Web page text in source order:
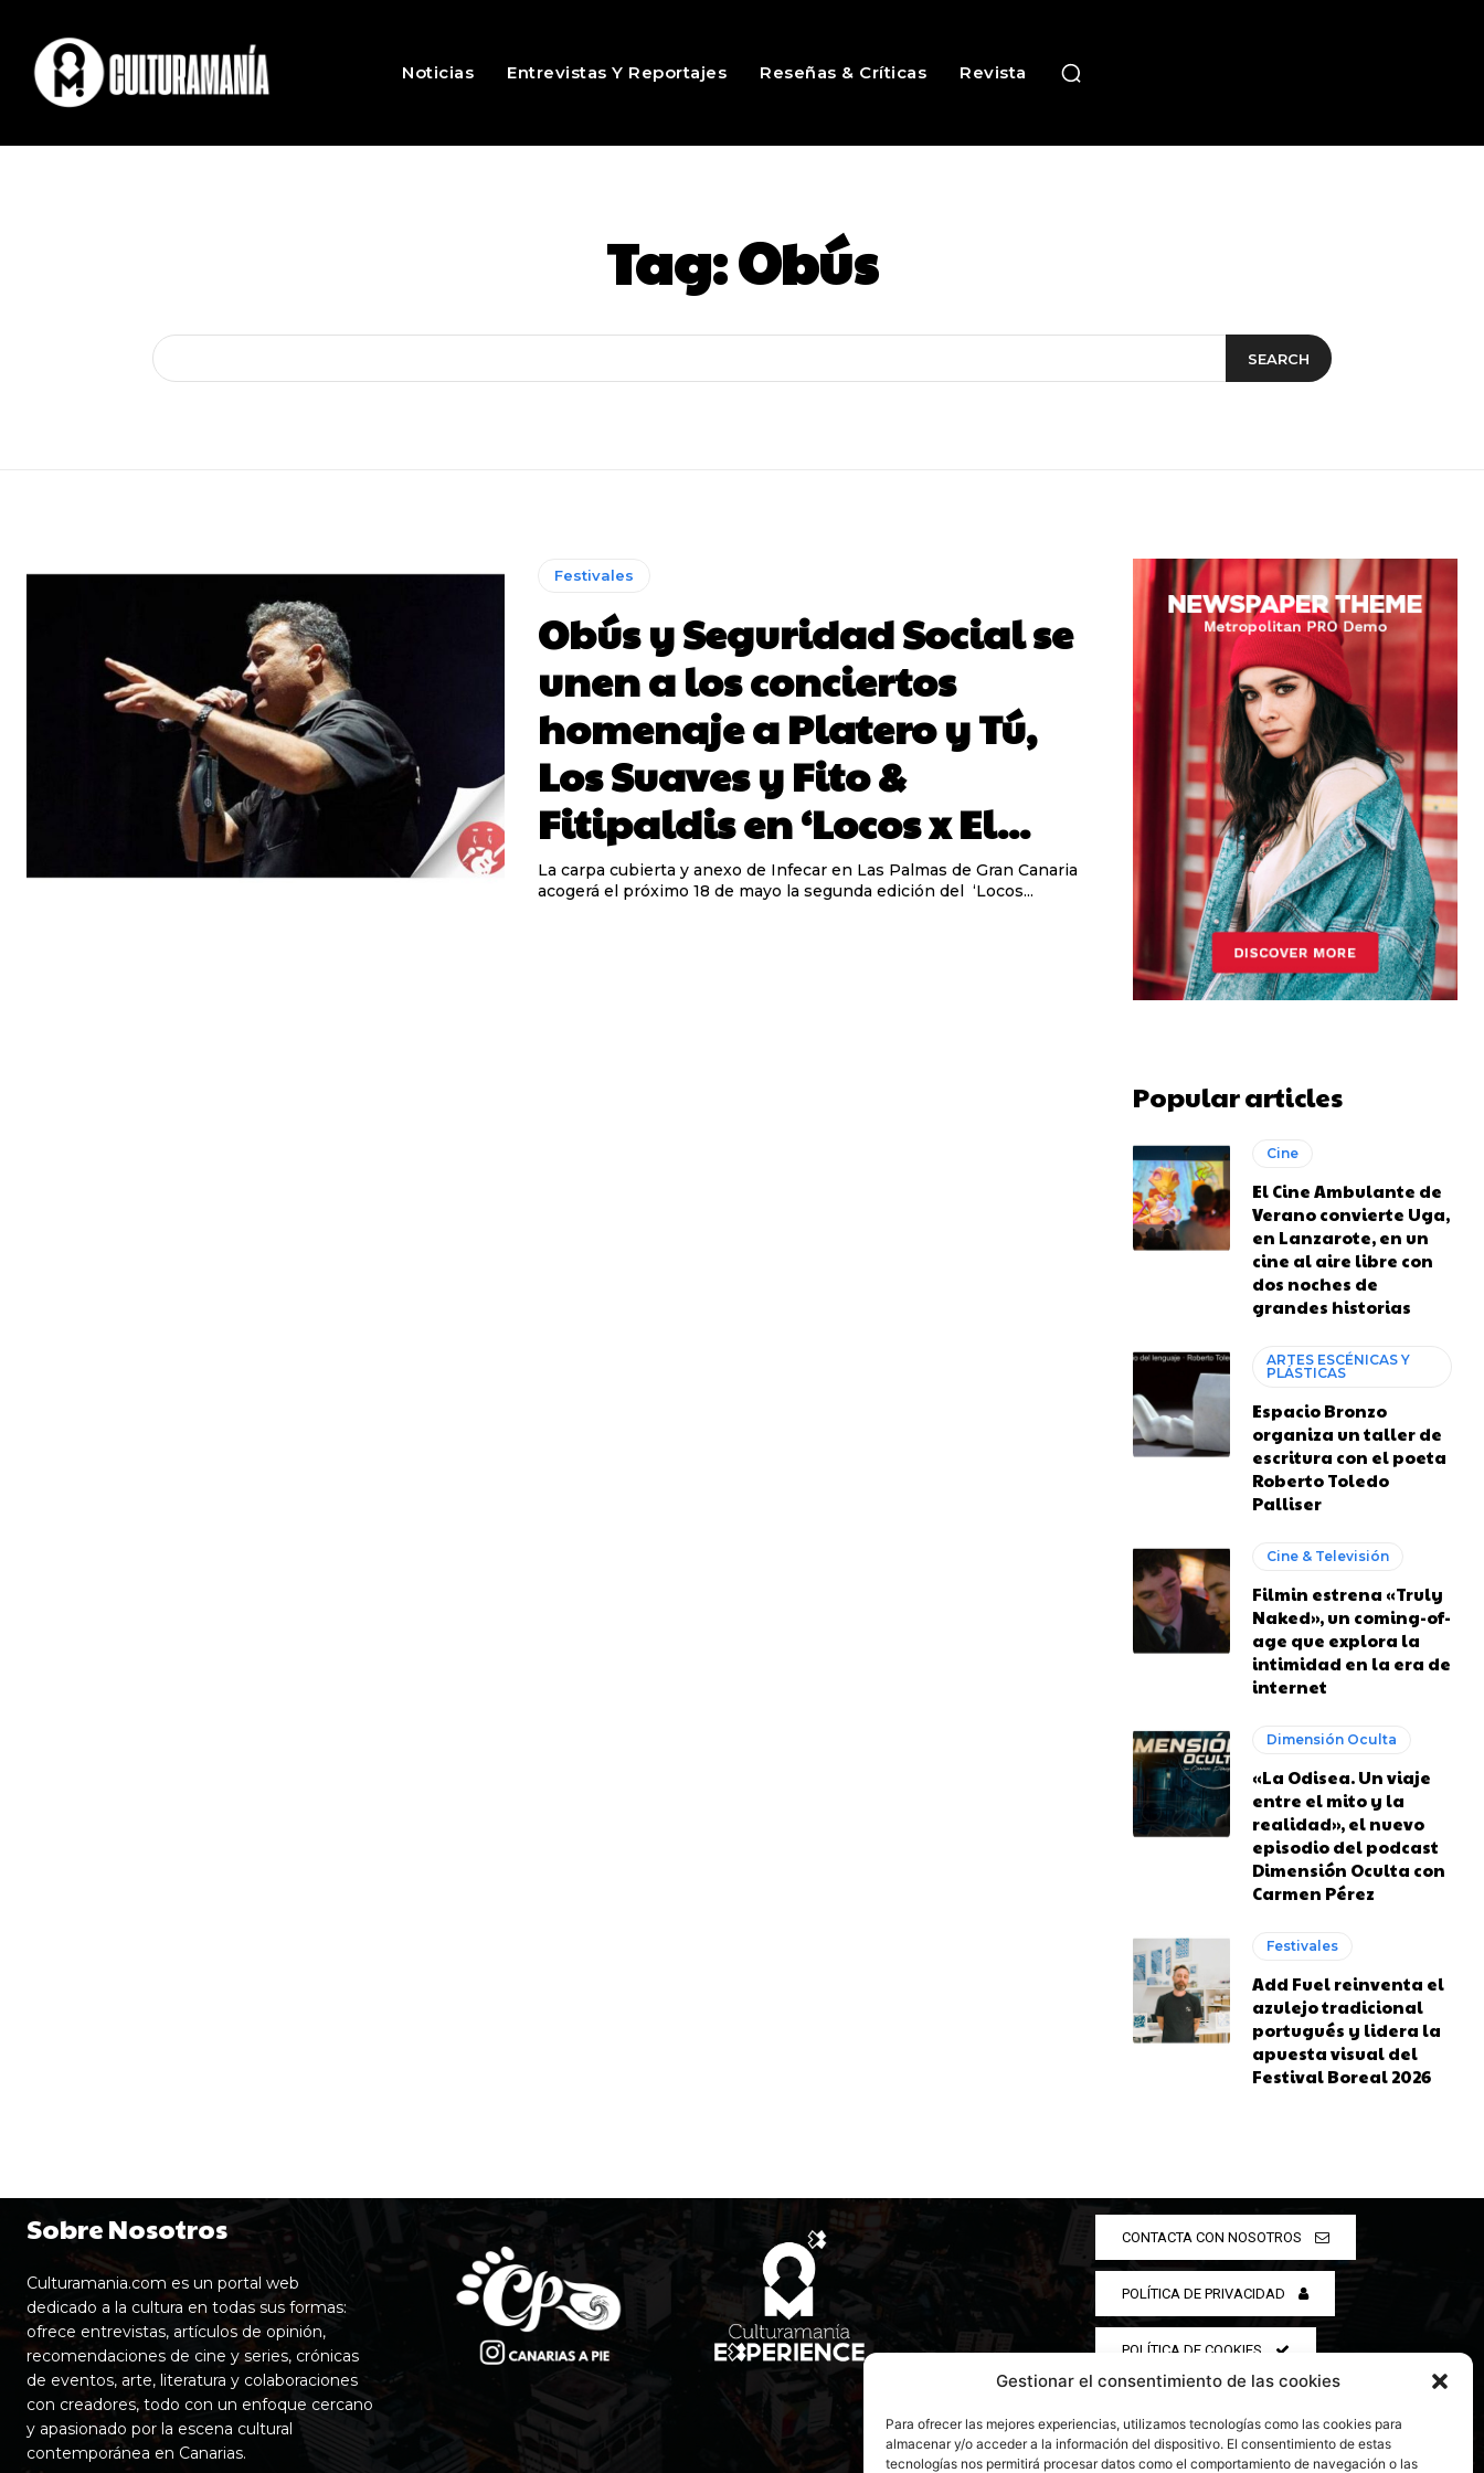
Gestionar el consentimiento de las cookies
Para ofrecer las mejores experiencias, utilizamos tecnologías como las cookies para
almacenar y/o acceder a la información del dispositivo. El consentimiento de estas
tecnologías nos permitirá procesar datos como el comportamiento de navegación o las
Noticias Entrevistas Y Reportajes Reseñas & Críticas Revista
Tag:Obús
SEARCH
Festivales
Obús y Seguridad Social se
unen a los conciertos
homenaje a Platero y Tú,
Los Suaves y Fito &
Fitipaldis en ‘Locos x El...
La carpa cubierta y anexo de Infecar en Las Palmas de Gran Canaria
acogerá el próximo 18 de mayo la segunda edición del ‘Locos...
Popular articles
Cine
El Cine Ambulante de
Verano convierte Uga,
en Lanzarote, en un
cine al aire libre con
dos noches de
grandes historias
ARTES ESCÉNICAS Y
PLÁSTICAS
Espacio Bronzo
organiza un taller de
escritura con el poeta
Roberto Toledo
Palliser
Cine & Televisión
Filmin estrena «Truly
Naked», un coming-of-
age que explora la
intimidad en la era de
internet
Dimensión Oculta
«La Odisea. Un viaje
entre el mito y la
realidad», el nuevo
episodio del podcast
Dimensión Oculta con
Carmen Pérez
Festivales
Add Fuel reinventa el
azulejo tradicional
portugués y lidera la
apuesta visual del
Festival Boreal 2026
Sobre Nosotros
Culturamania.com es un portal web
dedicado a la cultura en todas sus formas:
ofrece entrevistas, artículos de opinión,
recomendaciones de cine y series, crónicas
de eventos, arte, literatura y colaboraciones
con creadores, todo con un enfoque cercano
y apasionado por la escena cultural
contemporánea en Canarias.
CONTACTA CON NOSOTROS
POLÍTICA DE PRIVACIDAD
POLÍTICA DE COOKIES